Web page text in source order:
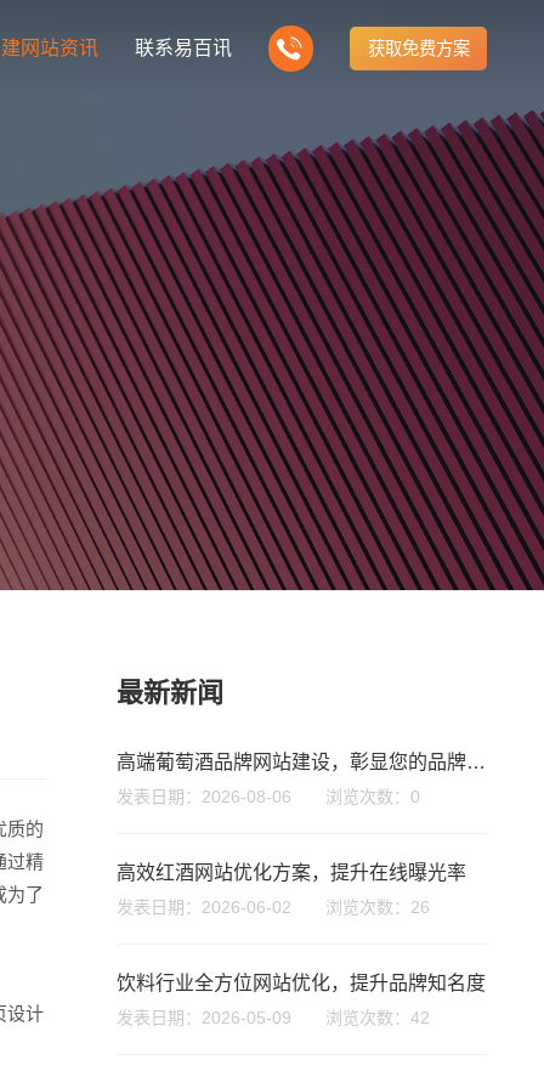
网站资讯 联系易百讯 获取免费方案
质的
过精
为了
设计
最新新闻
高端葡萄酒品牌网站建设，彰显您的品牌魅力
发表日期：2026-08-06 浏览次数：0
高效红酒网站优化方案，提升在线曝光率
发表日期：2026-06-02 浏览次数：26
饮料行业全方位网站优化，提升品牌知名度
发表日期：2026-05-09 浏览次数：42